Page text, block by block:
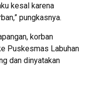
kesal karena
pungkasnya.
korban
Puskesmas Labuhan
dan dinyatakan